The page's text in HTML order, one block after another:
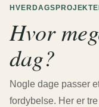
Hvor
dag?
Nogle dage passer
fordybelse. Her er